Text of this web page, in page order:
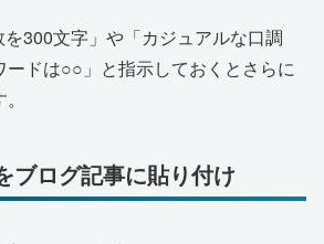
300文字」や「カジュアルな口調
ードは○○」と指示しておくとさらに
ブログ記事に貼り付け